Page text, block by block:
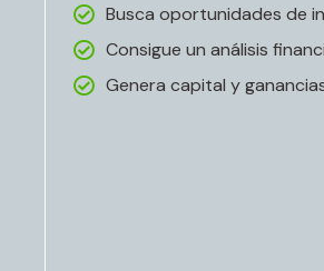
Busca oportunidades de
Consigue un análisis
Genera capital y